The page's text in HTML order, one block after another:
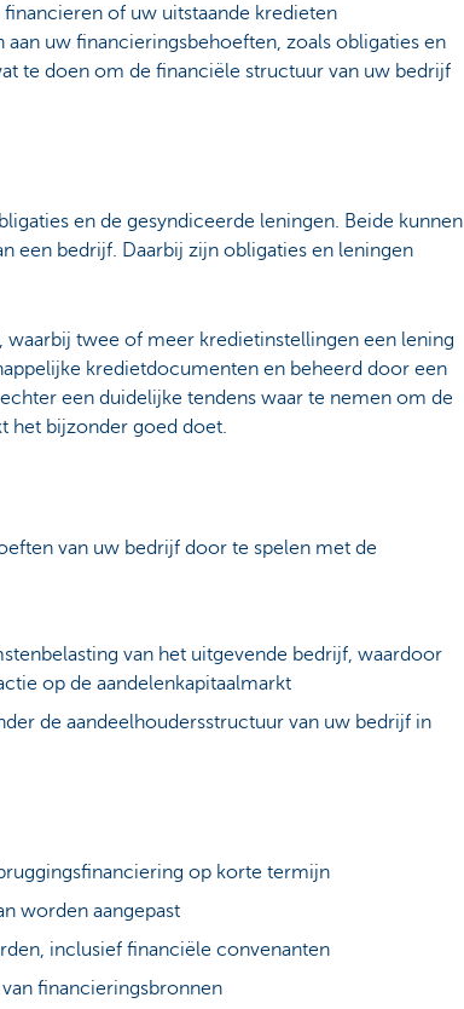
of uw uitstaande kredieten
uw financieringsbehoeften, zoals obligaties en
te doen om de financiële structuur van uw bedrijf
en de gesyndiceerde leningen. Beide kunnen
een bedrijf. Daarbij zijn obligaties en leningen
twee of meer kredietinstellingen een lening
kredietdocumenten en beheerd door een
een duidelijke tendens waar te nemen om de
het bijzonder goed doet.
van uw bedrijf door te spelen met de
van het uitgevende bedrijf, waardoor
op de aandelenkapitaalmarkt
de aandeelhoudersstructuur van uw bedrijf in
op korte termijn
worden aangepast
inclusief financiële convenanten
financieringsbronnen